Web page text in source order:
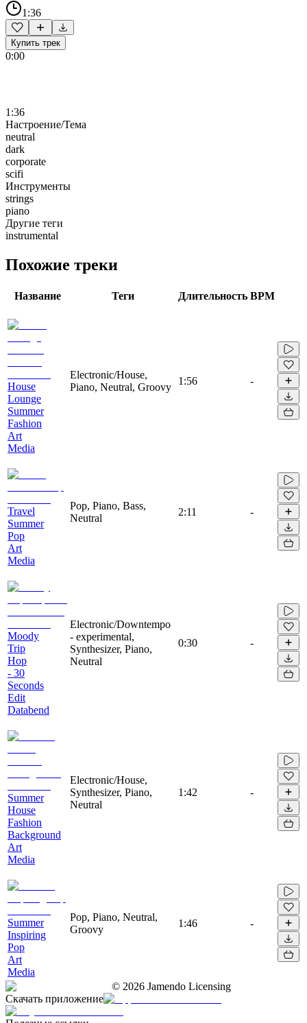
1:36
Купить трек
0:00
1:36
Настроение/Тема
neutral
dark
corporate
scifi
Инструменты
strings
piano
Другие теги
instrumental
Похожие треки
Название Теги Длительность BPM
House
Lounge
Summer
Fashion
Art
Media
Electronic/House,
Piano, Neutral, Groovy
1:56 -
Travel
Summer
Pop
Art
Media
Pop, Piano, Bass,
Neutral
2:11 -
Moody
Trip
Hop
- 30
Seconds
Edit
Databend
Electronic/Downtempo
- experimental,
Synthesizer, Piano,
Neutral
0:30 -
Summer
House
Fashion
Background
Art
Media
Electronic/House,
Synthesizer, Piano,
Neutral
1:42 -
Summer
Inspiring
Pop
Art
Media
Pop, Piano, Neutral,
Groovy
1:46 -
© 2026 Jamendo Licensing
Скачать приложение